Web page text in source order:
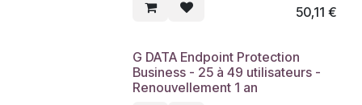
50,11 €
G DATA Endpoint Protection
Business - 25 à 49 utilisateurs -
Renouvellement 1 an